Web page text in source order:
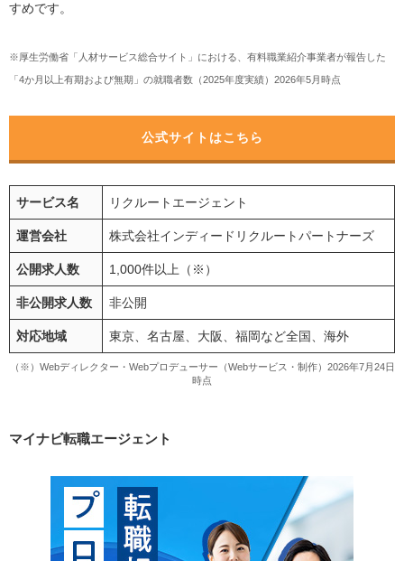
すめです。
※厚生労働省「人材サービス総合サイト」における、有料職業紹介事業者が報告した
「4か月以上有期および無期」の就職者数（2025年度実績）2026年5月時点
公式サイトはこちら
サービス名 リクルートエージェント
運営会社 株式会社インディードリクルートパートナーズ
公開求人数 1,000件以上（※）
非公開求人数 非公開
対応地域 東京、名古屋、大阪、福岡など全国、海外
（※）Webディレクター・Webプロデューサー（Webサービス・制作）2026年7月24日
時点
マイナビ転職エージェント